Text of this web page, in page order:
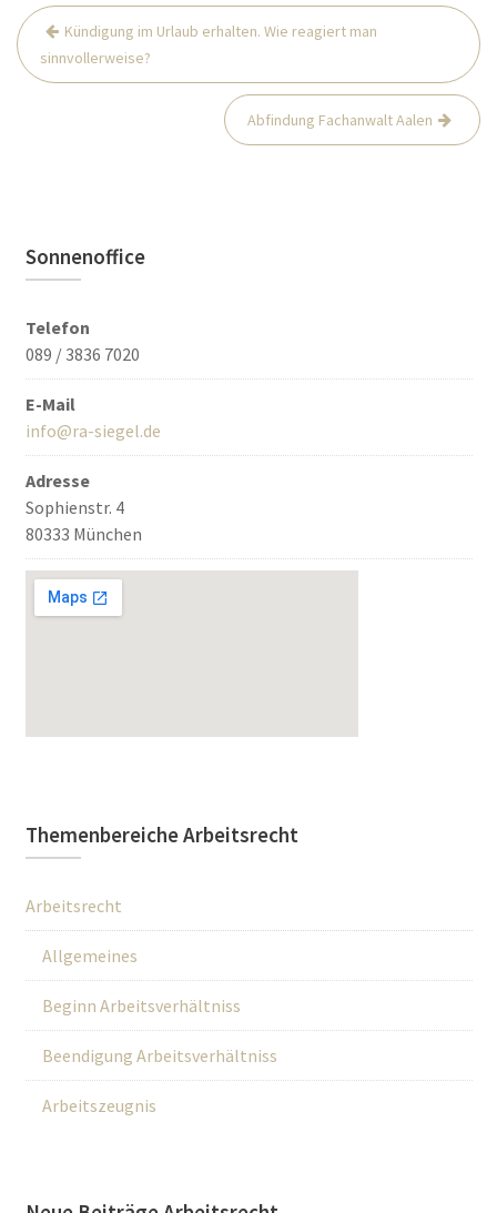
Beitrags-
Navigation
Kündigung im Urlaub erhalten. Wie reagiert man
sinnvollerweise?
Abfindung Fachanwalt Aalen
Sonnenoffice
Telefon
089 / 3836 7020
E-Mail
info@ra-siegel.de
Adresse
Sophienstr. 4
80333 München
Themenbereiche Arbeitsrecht
Arbeitsrecht
Allgemeines
Beginn Arbeitsverhältniss
Beendigung Arbeitsverhältniss
Arbeitszeugnis